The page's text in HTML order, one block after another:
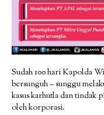
Sudah 100 hari Kapolda
bersunguh – sunggu
kasus karhutla dan tindak
oleh korporasi.